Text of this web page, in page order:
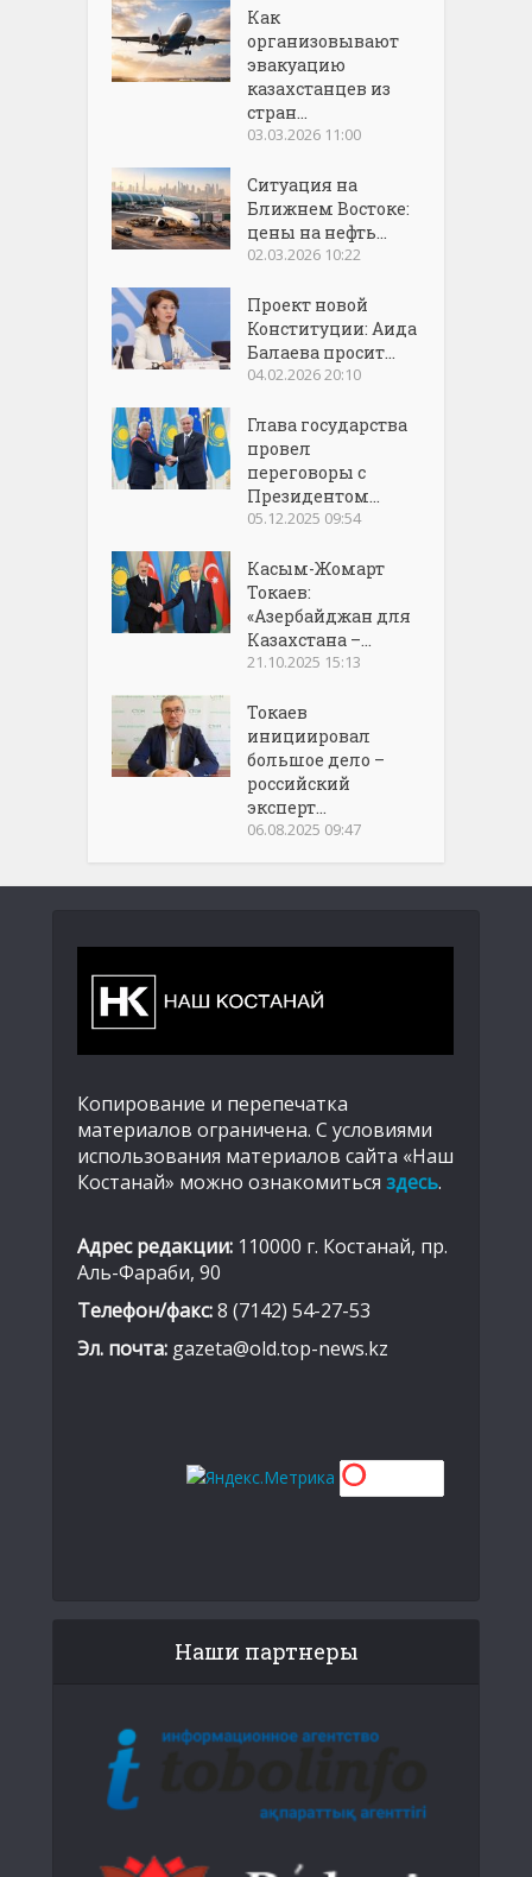
Как
организовывают
эвакуацию
казахстанцев из
стран...
03.03.2026 11:00
Ситуация на
Ближнем Востоке:
цены на нефть...
02.03.2026 10:22
Проект новой
Конституции: Аида
Балаева просит...
04.02.2026 20:10
Глава государства
провел
переговоры с
Президентом...
05.12.2025 09:54
Касым-Жомарт
Токаев:
«Азербайджан для
Казахстана –...
21.10.2025 15:13
Токаев
инициировал
большое дело –
российский
эксперт...
06.08.2025 09:47
Копирование и перепечатка
материалов ограничена. С условиями
использования материалов сайта «Наш
Костанай» можно ознакомиться здесь.
Адрес редакции: 110000 г. Костанай, пр.
Аль-Фараби, 90
Телефон/факс:8 (7142) 54-27-53
Эл. почта: gazeta@old.top-news.kz
Наши партнеры